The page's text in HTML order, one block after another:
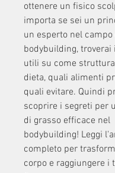
ottenere un fisico
importa se sei un
un esperto nel campo
bodybuilding,
utili su come
dieta, quali alimenti
quali evitare. Quindi
scoprire i segreti per
di grasso efficace nel
bodybuilding! Leggi
completo per
corpo e raggiungere i